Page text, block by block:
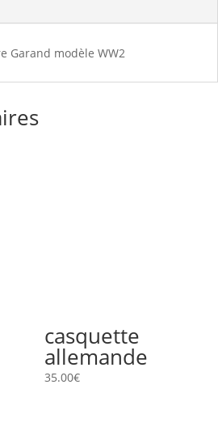
Garand modèle WW2
casquette
allemande
35.00€